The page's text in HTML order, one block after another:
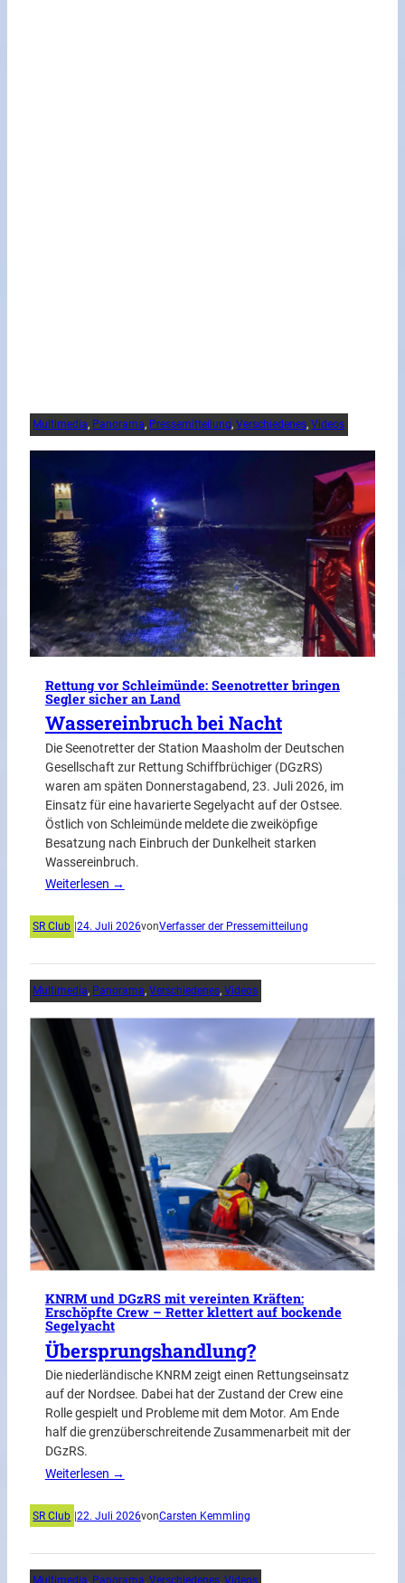
Multimedia, Panorama, Pressemitteilung, Verschiedenes, Videos
Rettung vor Schleimünde: Seenotretter bringen
Segler sicher an Land
Wassereinbruch bei Nacht
Die Seenotretter der Station Maasholm der Deutschen
Gesellschaft zur Rettung Schiffbrüchiger (DGzRS)
waren am späten Donnerstagabend, 23. Juli 2026, im
Einsatz für eine havarierte Segelyacht auf der Ostsee.
Östlich von Schleimünde meldete die zweiköpfige
Besatzung nach Einbruch der Dunkelheit starken
Wassereinbruch.
Weiterlesen →
SR Club 24. Juli 2026vonVerfasser der Pressemitteilung
Multimedia, Panorama, Verschiedenes, Videos
KNRM und DGzRS mit vereinten Kräften:
Erschöpfte Crew – Retter klettert auf bockende
Segelyacht
Übersprungshandlung?
Die niederländische KNRM zeigt einen Rettungseinsatz
auf der Nordsee. Dabei hat der Zustand der Crew eine
Rolle gespielt und Probleme mit dem Motor. Am Ende
half die grenzüberschreitende Zusammenarbeit mit der
DGzRS.
Weiterlesen →
SR Club |22. Juli 2026vonCarsten Kemmling
Multimedia, Panorama, Verschiedenes, Videos